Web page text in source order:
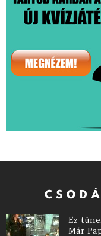
Ez
Már